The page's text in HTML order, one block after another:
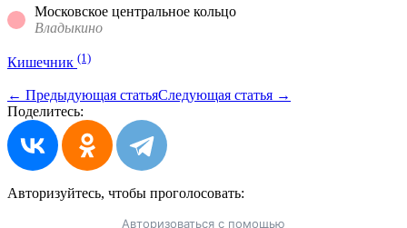
Московское центральное кольцо
Владыкино
Кишечник (1)
← Предыдующая статьяСледующая статья →
Поделитесь:
Авторизуйтесь, чтобы проголосовать:
Авторизоваться с помощью